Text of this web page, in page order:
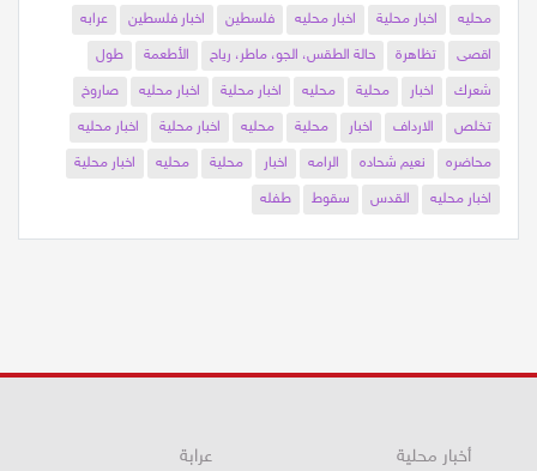
محليه
اخبار محلية اخبار محليه فلسطين اخبار فلسطين
عرابه
اقصى
تظاهرة حالة الطقس، الجو، ماطر، رياح الأطعمة
طول
شعرك
اخبار محلية محليه اخبار محلية اخبار محليه
صاروخ
تخلص
الارداف اخبار محلية محليه اخبار محلية
اخبار محليه
محاضره
نعيم شحاده الرامه اخبار محلية محليه
اخبار محلية
اخبار محليه
القدس سقوط طفله
أخبار محلية
عرابة